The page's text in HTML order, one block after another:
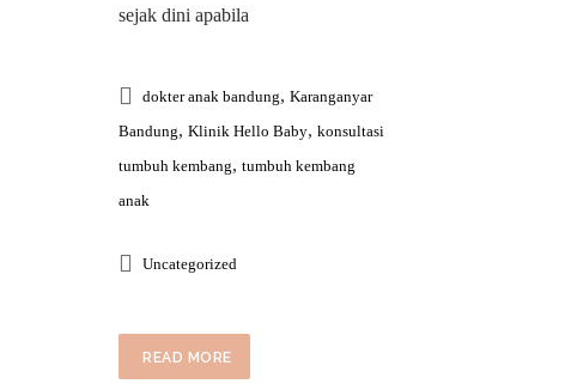
sejak dini apabila
dokter anak bandung,Karanganyar
Bandung,Klinik Hello Baby,konsultasi
tumbuh kembang,tumbuh kembang
anak
Uncategorized
READ MORE